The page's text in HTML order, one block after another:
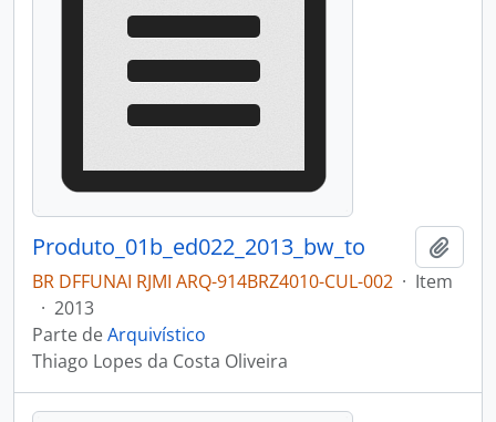
Produto_01b_ed022_2013_bw_to
BR DFFUNAI RJMI ARQ-914BRZ4010-CUL-002 · Item
· 2013
Parte deArquivístico
Thiago Lopes da Costa Oliveira